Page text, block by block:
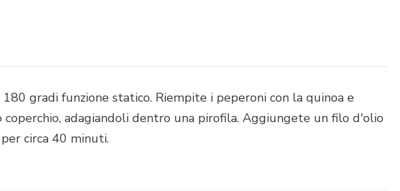
gradi funzione statico. Riempite i peperoni con la quinoa e
adagiandoli dentro una pirofila. Aggiungete un filo d'olio
circa 40 minuti.